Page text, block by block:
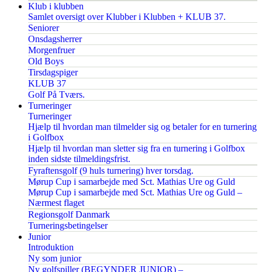
Klub i klubben
Samlet oversigt over Klubber i Klubben + KLUB 37.
Seniorer
Onsdagsherrer
Morgenfruer
Old Boys
Tirsdagspiger
KLUB 37
Golf På Tværs.
Turneringer
Turneringer
Hjælp til hvordan man tilmelder sig og betaler for en turnering
i Golfbox
Hjælp til hvordan man sletter sig fra en turnering i Golfbox
inden sidste tilmeldingsfrist.
Fyraftensgolf (9 huls turnering) hver torsdag.
Mørup Cup i samarbejde med Sct. Mathias Ure og Guld
Mørup Cup i samarbejde med Sct. Mathias Ure og Guld –
Nærmest flaget
Regionsgolf Danmark
Turneringsbetingelser
Junior
Introduktion
Ny som junior
Ny golfspiller (BEGYNDER JUNIOR) –